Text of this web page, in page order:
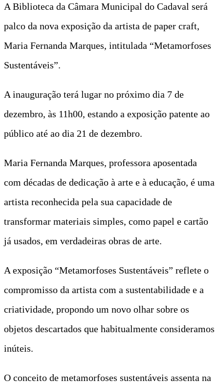
A Biblioteca da Câmara Municipal do Cadaval será
palco da nova exposição da artista de paper craft,
Maria Fernanda Marques, intitulada “Metamorfoses
Sustentáveis”.
A inauguração terá lugar no próximo dia 7 de
dezembro, às 11h00, estando a exposição patente ao
público até ao dia 21 de dezembro.
Maria Fernanda Marques, professora aposentada
com décadas de dedicação à arte e à educação, é uma
artista reconhecida pela sua capacidade de
transformar materiais simples, como papel e cartão
já usados, em verdadeiras obras de arte.
A exposição “Metamorfoses Sustentáveis” reflete o
compromisso da artista com a sustentabilidade e a
criatividade, propondo um novo olhar sobre os
objetos descartados que habitualmente consideramos
inúteis.
O conceito de metamorfoses sustentáveis assenta na